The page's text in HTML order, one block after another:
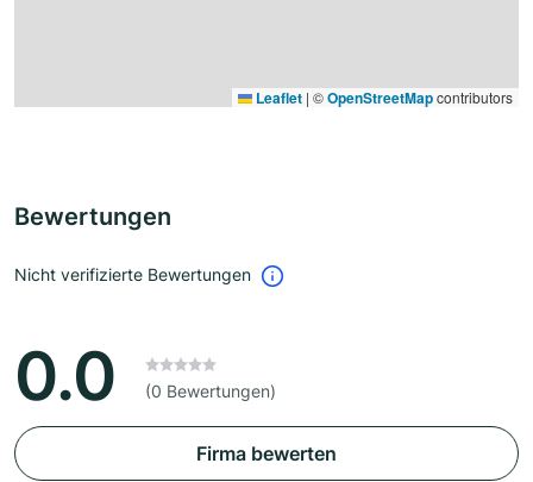
Leaflet | ©OpenStreetMapcontributors
Bewertungen
Nicht verifizierte Bewertungen
0.0 (0 Bewertungen)
Firma bewerten